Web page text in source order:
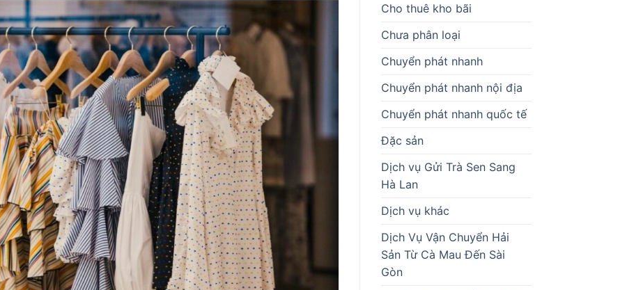
Cho thuê kho bãi
Chưa phân loại
Chuyển phát nhanh
Chuyển phát nhanh nội địa
Chuyển phát nhanh quốc tế
Đặc sản
Dịch vụ Gửi Trà Sen Sang
Hà Lan
Dịch vụ khác
Dịch Vụ Vận Chuyển Hải
Sản Từ Cà Mau Đến Sài
Gòn